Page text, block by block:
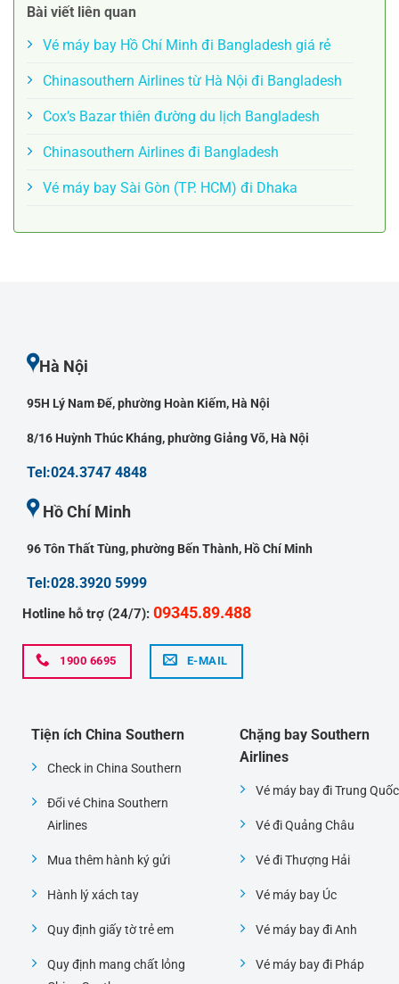
Bài viết liên quan
Vé máy bay Hồ Chí Minh đi Bangladesh giá rẻ
Chinasouthern Airlines từ Hà Nội đi Bangladesh
Cox’s Bazar thiên đường du lịch Bangladesh
Chinasouthern Airlines đi Bangladesh
Vé máy bay Sài Gòn (TP. HCM) đi Dhaka
Hà Nội
95H Lý Nam Đế, phường Hoàn Kiếm, Hà Nội
8/16 Huỳnh Thúc Kháng, phường Giảng Võ, Hà Nội
Tel:024.3747 4848
Hồ Chí Minh
96 Tôn Thất Tùng, phường Bến Thành, Hồ Chí Minh
Tel:028.3920 5999
Hotline hỗ trợ (24/7): 09345.89.488
1900 6695 E-MAIL
Tiện ích China Southern
Check in China Southern
Đổi vé China Southern
Airlines
Mua thêm hành ký gửi
Hành lý xách tay
Quy định giấy tờ trẻ em
Quy định mang chất lỏng
Chặng bay Southern
Airlines
Vé máy bay đi Trung Quốc
Vé đi Quảng Châu
Vé đi Thượng Hải
Vé máy bay Úc
Vé máy bay đi Anh
Vé máy bay đi Pháp